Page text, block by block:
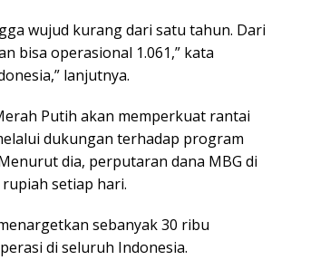
wujud kurang dari satu tahun. Dari
bisa operasional 1.061,” kata
lanjutnya.
Putih akan memperkuat rantai
dukungan terhadap program
dia, perputaran dana MBG di
setiap hari.
sebanyak 30 ribu
di seluruh Indonesia.